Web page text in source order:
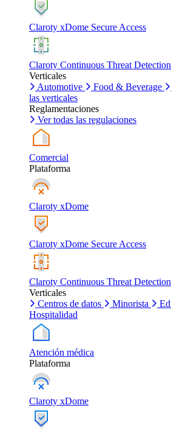
Claroty xDome Secure Access
Claroty Continuous Threat
Verticales
Automotive
Food & Beverage
las verticales
Reglamentaciones
Ver todas las regulaciones
Comercial
Plataforma
Claroty xDome
Claroty xDome Secure Access
Claroty Continuous Threat
Verticales
Centros de datos
Minorista
Hospitalidad
Atención médica
Plataforma
Claroty xDome